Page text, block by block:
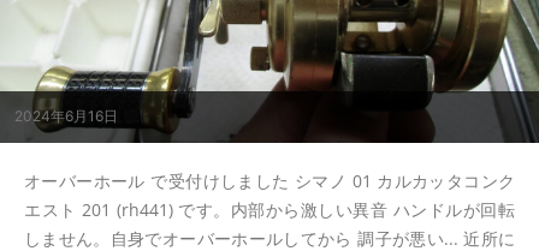
2024年6月16日
オーバーホール で受付けしました シマノ 01 カルカッタコンク
エスト 201 (rh441) です。内部から激しい異音 ハンドルが回転
しません。自身でオーバーホールしてから 調子が悪い... 近所に